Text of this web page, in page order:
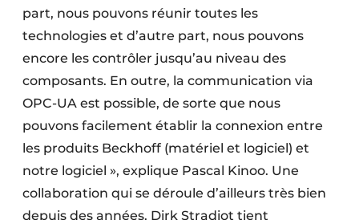
part, nous pouvons réunir toutes les
technologies et d’autre part, nous pouvons
encore les contrôler jusqu’au niveau des
composants. En outre, la communication via
OPC-UA est possible, de sorte que nous
pouvons facilement établir la connexion entre
les produits Beckhoff (matériel et logiciel) et
notre logiciel », explique Pascal Kinoo. Une
collaboration qui se déroule d’ailleurs très bien
depuis des années. Dirk Stradiot tient